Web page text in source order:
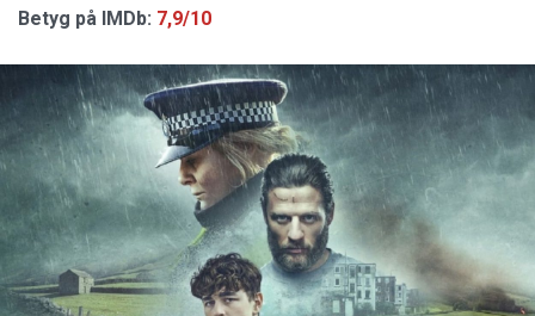
Betyg på IMDb: 7,9/10